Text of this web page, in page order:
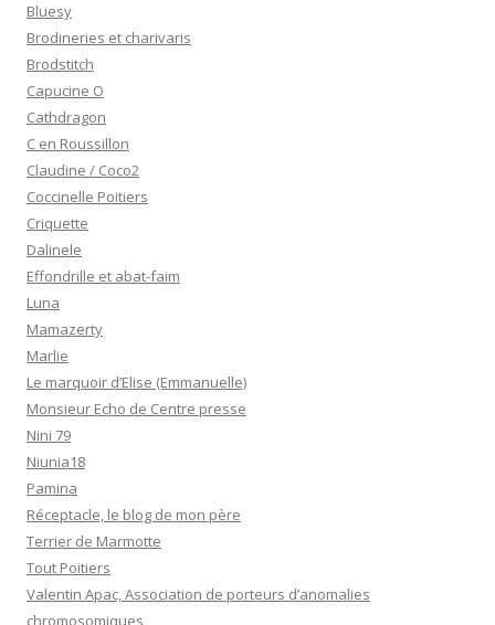
Bluesy
Brodineries et charivaris
Brodstitch
Capucine O
Cathdragon
C en Roussillon
Claudine / Coco2
Coccinelle Poitiers
Criquette
Dalinele
Effondrille et abat-faim
Luna
Mamazerty
Marlie
Le marquoir d’Elise (Emmanuelle)
Monsieur Echo de Centre presse
Nini 79
Niunia18
Pamina
Réceptacle, le blog de mon père
Terrier de Marmotte
Tout Poitiers
Valentin Apac, Association de porteurs d’anomalies
chromosomiques